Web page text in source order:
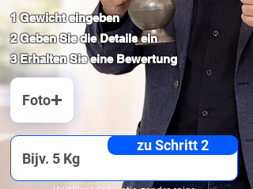
1 Gewicht eingeben
2 Geben Sie die Details ein
3 Erhalten Sie eine Bewertung
Foto
zu Schritt 2